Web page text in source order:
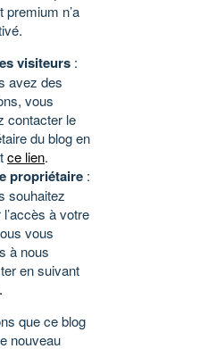
premium n’a
visiteurs :
avez des
vous
contacter le
du blog en
ce lien.
propriétaire :
souhaitez
l’accès à votre
vous
à nous
en suivant
.
que ce blog
nouveau